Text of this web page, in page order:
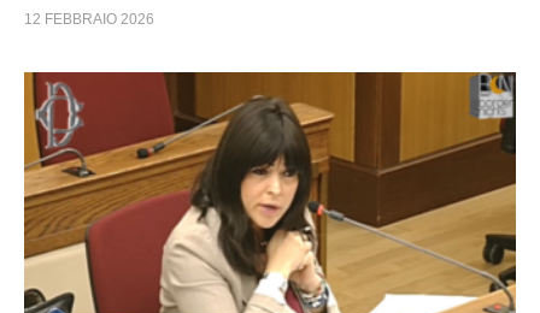
12 FEBBRAIO 2026